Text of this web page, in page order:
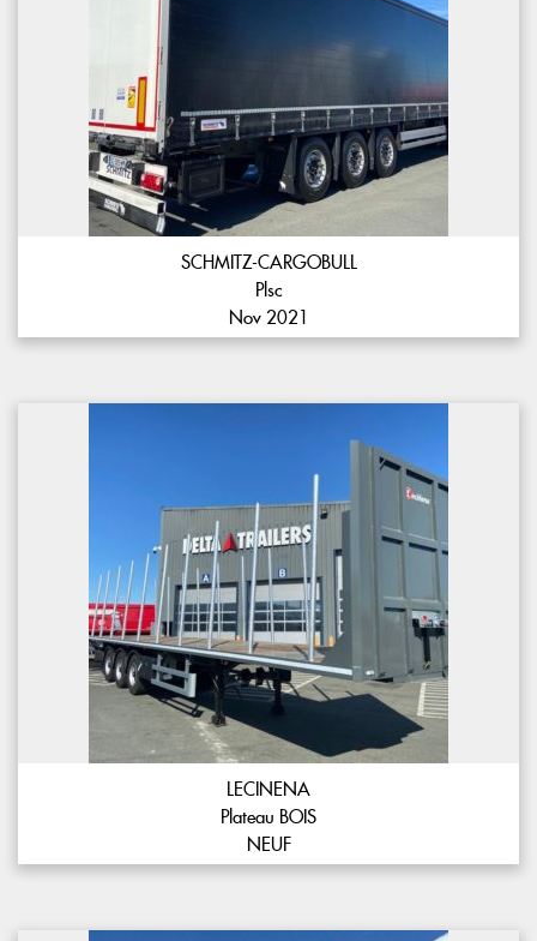
SCHMITZ-CARGOBULL
Plsc
Nov 2021
LECINENA
Plateau BOIS
NEUF